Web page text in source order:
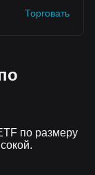
Торговать
по размеру